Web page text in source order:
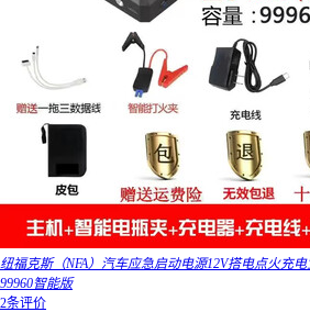
纽福克斯（NFA）汽车应急启动电源12V搭电点火充
99960智能版
2条评价